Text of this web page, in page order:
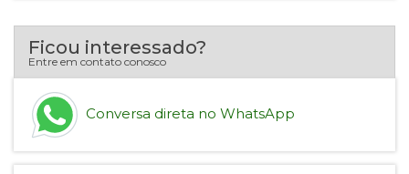
Ficou interessado?
Entre em contato conosco
Conversa direta no WhatsApp